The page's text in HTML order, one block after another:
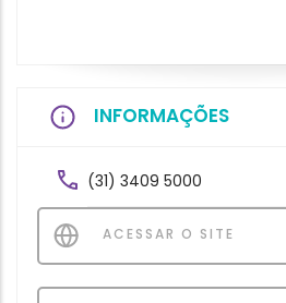
INFORMAÇÕES
(31) 3409 5000
ACESSAR O SITE